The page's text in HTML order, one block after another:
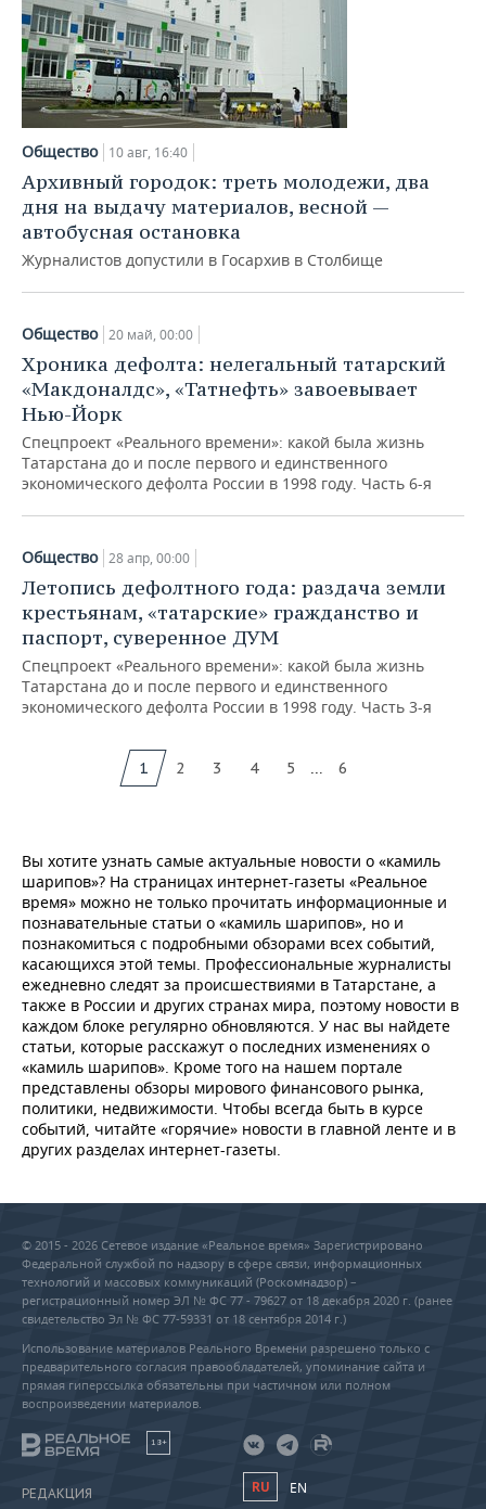
Общество 10 авг, 16:40
Архивный городок: треть молодежи, два
дня на выдачу материалов, весной —
автобусная остановка
Журналистов допустили в Госархив в Столбище
Общество 20 май, 00:00
Хроника дефолта: нелегальный татарский
«Макдоналдс», «Татнефть» завоевывает
Нью-Йорк
Спецпроект «Реального времени»: какой была жизнь
Татарстана до и после первого и единственного
экономического дефолта России в 1998 году. Часть 6-я
Общество 28 апр, 00:00
Летопись дефолтного года: раздача земли
крестьянам, «татарские» гражданство и
паспорт, суверенное ДУМ
Спецпроект «Реального времени»: какой была жизнь
Татарстана до и после первого и единственного
экономического дефолта России в 1998 году. Часть 3-я
1 2 3 4 5 ... 6
Вы хотите узнать самые актуальные новости о «камиль
шарипов»? На страницах интернет-газеты «Реальное
время» можно не только прочитать информационные и
познавательные статьи о «камиль шарипов», но и
познакомиться с подробными обзорами всех событий,
касающихся этой темы. Профессиональные журналисты
ежедневно следят за происшествиями в Татарстане, а
также в России и других странах мира, поэтому новости в
каждом блоке регулярно обновляются. У нас вы найдете
статьи, которые расскажут о последних изменениях о
«камиль шарипов». Кроме того на нашем портале
представлены обзоры мирового финансового рынка,
политики, недвижимости. Чтобы всегда быть в курсе
событий, читайте «горячие» новости в главной ленте и в
других разделах интернет-газеты.
© 2015 - 2026 Сетевое издание «Реальное время» Зарегистрировано
Федеральной службой по надзору в сфере связи, информационных
технологий и массовых коммуникаций (Роскомнадзор) –
регистрационный номер ЭЛ № ФС 77 - 79627 от 18 декабря 2020 г. (ранее
свидетельство Эл № ФС 77-59331 от 18 сентября 2014 г.)
Использование материалов Реального Времени разрешено только с
предварительного согласия правообладателей, упоминание сайта и
прямая гиперссылка обязательны при частичном или полном
воспроизведении материалов.
18+
РЕДАКЦИЯ RU EN